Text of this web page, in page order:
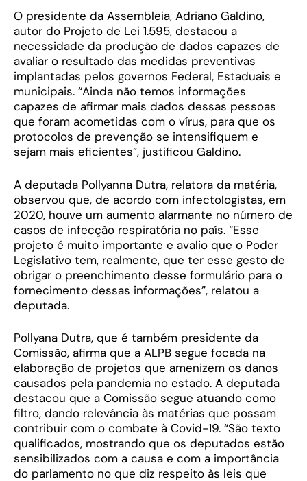
O presidente da Assembleia, Adriano Galdino,
autor do Projeto de Lei 1.595, destacou a
necessidade da produção de dados capazes de
avaliar o resultado das medidas preventivas
implantadas pelos governos Federal, Estaduais e
municipais. “Ainda não temos informações
capazes de afirmar mais dados dessas pessoas
que foram acometidas com o vírus, para que os
protocolos de prevenção se intensifiquem e
sejam mais eficientes”, justificou Galdino.
A deputada Pollyanna Dutra, relatora da matéria,
observou que, de acordo com infectologistas, em
2020, houve um aumento alarmante no número de
casos de infecção respiratória no país. “Esse
projeto é muito importante e avalio que o Poder
Legislativo tem, realmente, que ter esse gesto de
obrigar o preenchimento desse formulário para o
fornecimento dessas informações”, relatou a
deputada.
Pollyana Dutra, que é também presidente da
Comissão, afirma que a ALPB segue focada na
elaboração de projetos que amenizem os danos
causados pela pandemia no estado. A deputada
destacou que a Comissão segue atuando como
filtro, dando relevância às matérias que possam
contribuir com o combate à Covid-19. “São texto
qualificados, mostrando que os deputados estão
sensibilizados com a causa e com a importância
do parlamento no que diz respeito às leis que